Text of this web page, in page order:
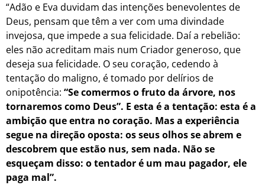
“Adão e Eva duvidam das intenções benevolentes de
Deus, pensam que têm a ver com uma divindade
invejosa, que impede a sua felicidade. Daí a rebelião:
eles não acreditam mais num Criador generoso, que
deseja sua felicidade. O seu coração, cedendo à
tentação do maligno, é tomado por delírios de
onipotência: “Se comermos o fruto da árvore, nos
tornaremos como Deus”. E esta é a tentação: esta é a
ambição que entra no coração. Mas a experiência
segue na direção oposta: os seus olhos se abrem e
descobrem que estão nus, sem nada. Não se
esqueçam disso: o tentador é um mau pagador, ele
paga mal”.